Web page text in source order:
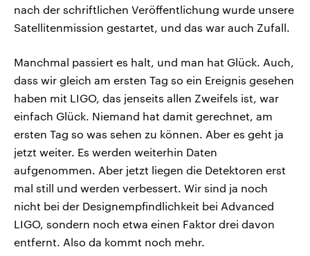
nach der schriftlichen Veröffentlichung wurde unsere
Satellitenmission gestartet, und das war auch Zufall.
Manchmal passiert es halt, und man hat Glück. Auch,
dass wir gleich am ersten Tag so ein Ereignis gesehen
haben mit LIGO, das jenseits allen Zweifels ist, war
einfach Glück. Niemand hat damit gerechnet, am
ersten Tag so was sehen zu können. Aber es geht ja
jetzt weiter. Es werden weiterhin Daten
aufgenommen. Aber jetzt liegen die Detektoren erst
mal still und werden verbessert. Wir sind ja noch
nicht bei der Designempfindlichkeit bei Advanced
LIGO, sondern noch etwa einen Faktor drei davon
entfernt. Also da kommt noch mehr.